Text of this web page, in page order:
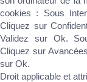
cookies : Sous
Cliquez sur
Validez sur Ok.
Cliquez sur
sur Ok.
Droit applicable et